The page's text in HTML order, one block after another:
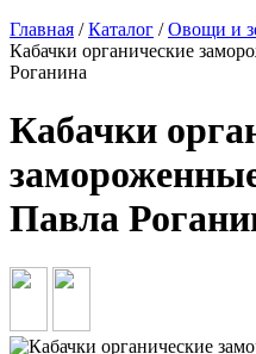
Главная /Каталог /Овощи и
Кабачки органические
Роганина
Кабачки
Павла